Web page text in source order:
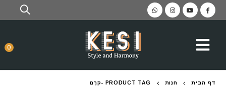
0
דף הבית חנות PRODUCT TAG - קרֶם